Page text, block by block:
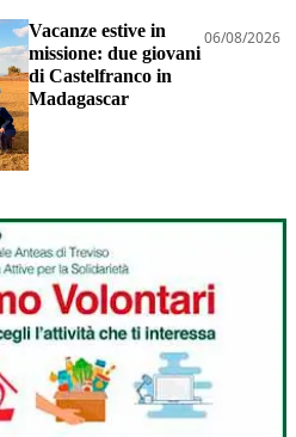
Vacanze estive in
missione: due giovani
di Castelfranco in
Madagascar
06/08/2026